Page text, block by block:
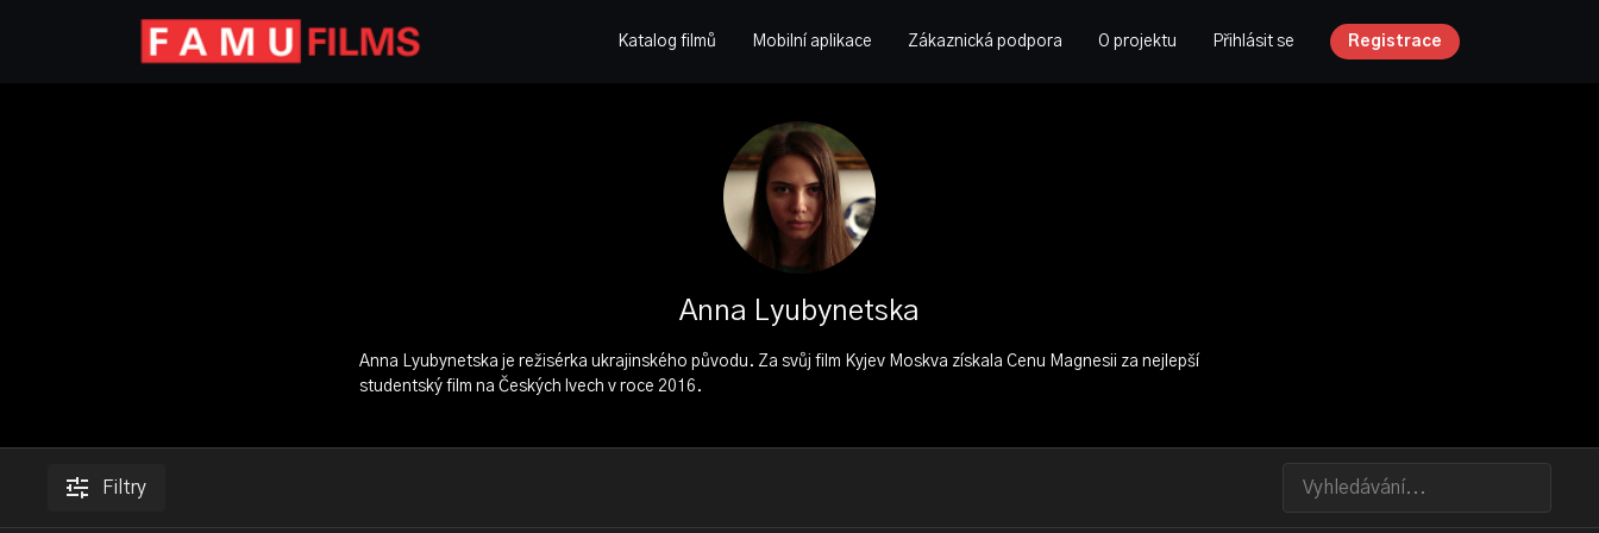
Katalog filmů Mobilní aplikace Zákaznická podpora O projektu Přihlásit se Registrace
Anna Lyubynetska
Anna Lyubynetska je režisérka ukrajinského původu. Za svůj film Kyjev Moskva získala Cenu Magnesii za nejlepší
studentský film na Českých lvech v roce 2016.
Filtry